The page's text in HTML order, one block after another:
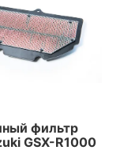
фильтр
GSX-R1000